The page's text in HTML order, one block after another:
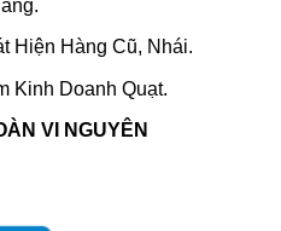
Hiện Hàng Cũ, Nhái.
Kinh Doanh Quạt.
VI NGUYÊN